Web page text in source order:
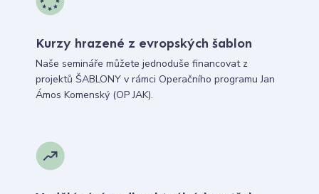
Kurzy hrazené z evropských šablon
Naše semináře můžete jednoduše financovat z
projektů ŠABLONY v rámci Operačního programu Jan
Ámos Komenský (OP JAK).